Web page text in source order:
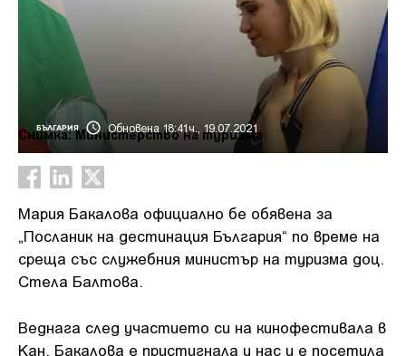
БЪЛГАРИЯ Обновена 18:41ч., 19.07.2021
Снимка: Министерство на туризма
Мария Бакалова официално бе обявена за
„Посланик на дестинация България“ по време на
среща със служебния министър на туризма доц.
Стела Балтова.
Веднага след участието си на кинофестивала в
Кан, Бакалова е пристигнала у нас и е посетила